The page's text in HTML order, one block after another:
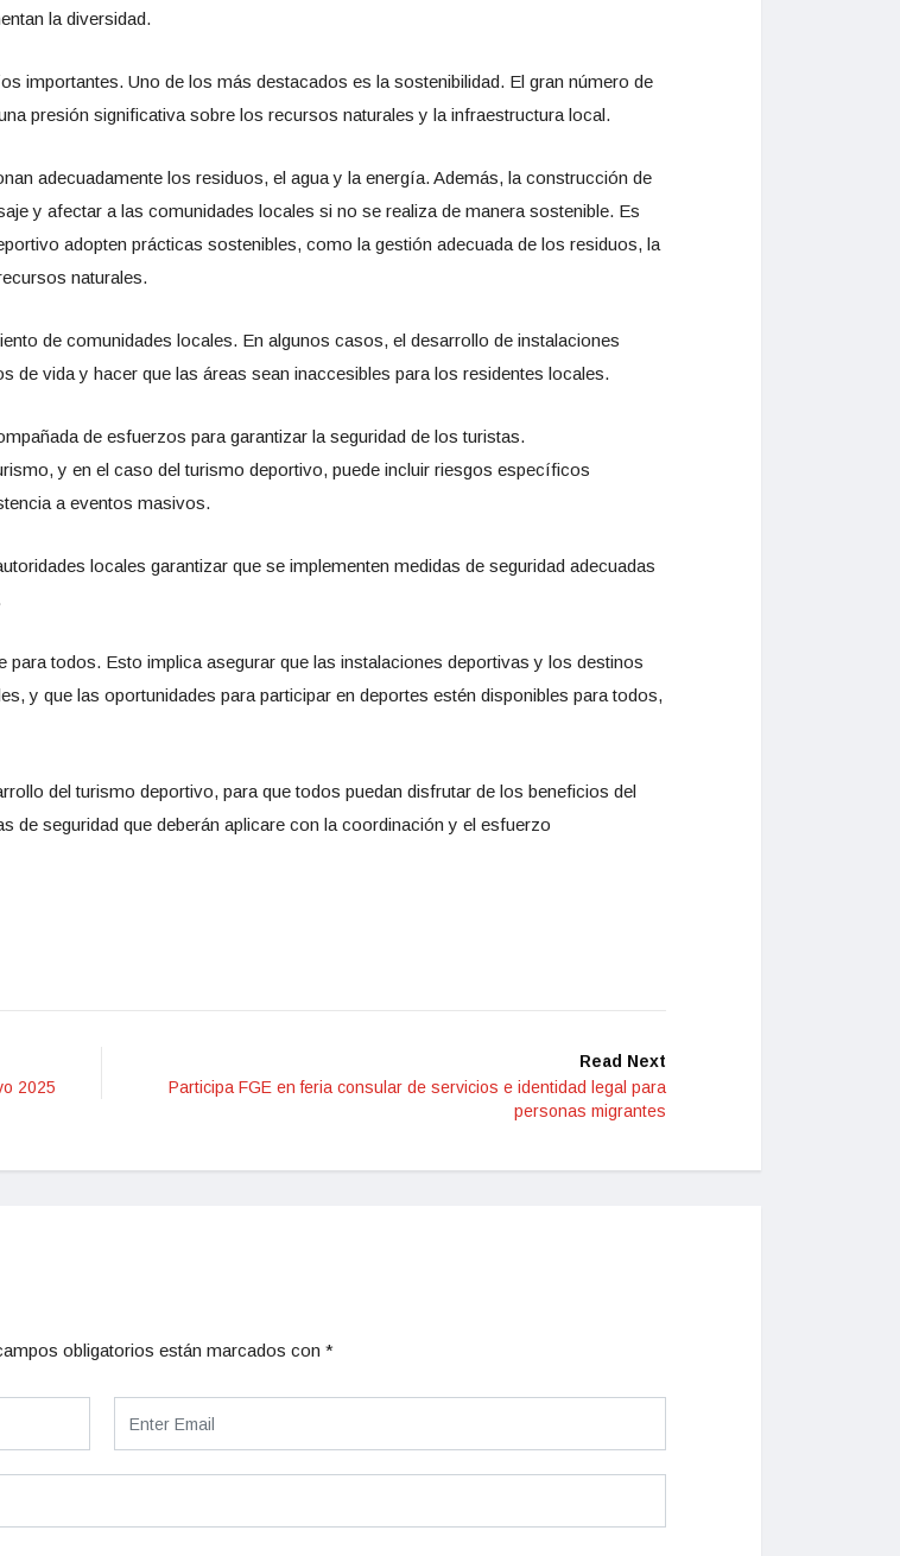
la diversidad.
importantes. Uno de los más destacados es la sostenibilidad. El gran número de
presión significativa sobre los recursos naturales y la infraestructura local.
adecuadamente los residuos, el agua y la energía. Además, la construcción de
y afectar a las comunidades locales si no se realiza de manera sostenible. Es
adopten prácticas sostenibles, como la gestión adecuada de los residuos, la
naturales.
de comunidades locales. En algunos casos, el desarrollo de instalaciones
de vida y hacer que las áreas sean inaccesibles para los residentes locales.
de esfuerzos para garantizar la seguridad de los turistas.
y en el caso del turismo deportivo, puede incluir riesgos específicos
a eventos masivos.
locales garantizar que se implementen medidas de seguridad adecuadas
todos. Esto implica asegurar que las instalaciones deportivas y los destinos
y que las oportunidades para participar en deportes estén disponibles para todos,
del turismo deportivo, para que todos puedan disfrutar de los beneficios del
de seguridad que deberán aplicare con la coordinación y el esfuerzo
2025
Read Next
Participa FGE en feria consular de servicios e identidad legal para
personas migrantes
obligatorios están marcados con *